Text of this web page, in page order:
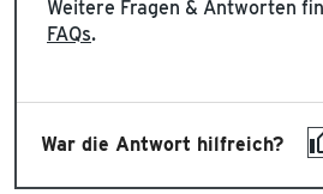
Weitere Fragen & Antworten
FAQs.
War die Antwort hilfreich?